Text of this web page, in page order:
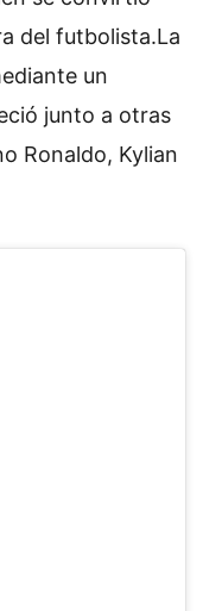
del futbolista.La
un
junto a otras
Ronaldo, Kylian